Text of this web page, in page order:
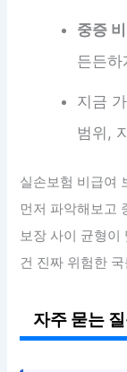
중증
든든하
지금
범위,
실손보험 비급여
먼저 파악해보고
보장 사이 균형이
건 진짜 위험한
자주 묻는